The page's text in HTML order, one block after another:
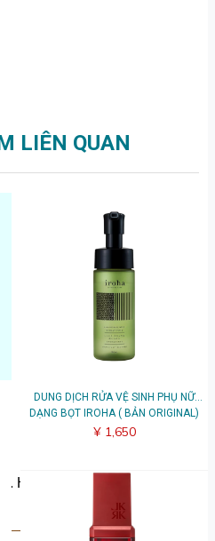
Hãy là người đầu tiên để lại
DUNG DỊCH RỬA VỆ SINH PHỤ NỮ
DẠNG BỌT IROHA ( BẢN ORIGINAL)
¥ 1,650
LIÊN QUAN